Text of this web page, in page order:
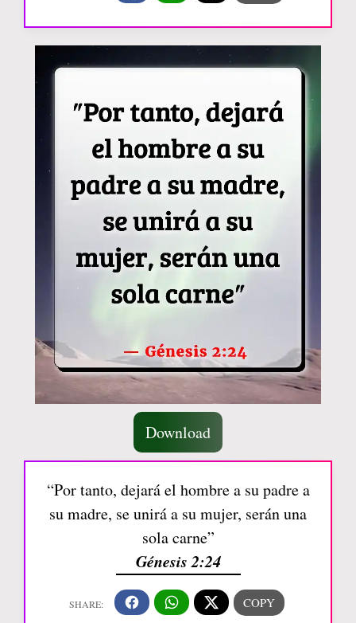
Download
“Por tanto, dejará el hombre a su padre a
su madre, se unirá a su mujer, serán una
sola carne”
Génesis 2:24